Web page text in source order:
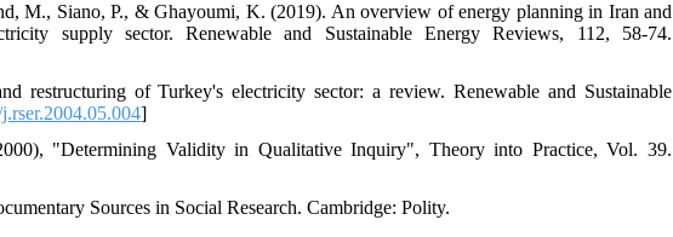
M., Siano, P., & Ghayoumi, K. (2019). An overview of energy planning in Iran and
supply sector. Renewable and Sustainable Energy Reviews, 112, 58-74.
restructuring of Turkey's electricity sector: a review. Renewable and Sustainable
]
"Determining Validity in Qualitative Inquiry", Theory into Practice, Vol. 39.
Sources in Social Research. Cambridge: Polity.